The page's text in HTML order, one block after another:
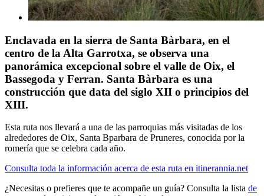
Enclavada en la sierra de Santa Bàrbara, en el
centro de la Alta Garrotxa, se observa una
panorámica excepcional sobre el valle de Oix, el
Bassegoda y Ferran. Santa Bàrbara es una
construcción que data del siglo XII o principios del
XIII.
Esta ruta nos llevará a una de las parroquias más visitadas de los
alrededores de Oix, Santa Bparbara de Pruneres, conocida por la
romería que se celebra cada año.
Consulta toda la información acerca de esta ruta en itinerannia.net
¿Necesitas o prefieres que te acompañe un guía? Consulta la lista de